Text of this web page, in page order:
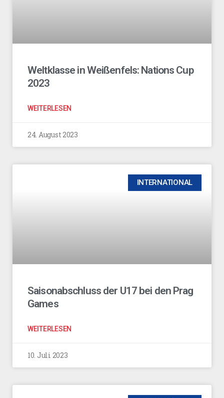
Weltklasse in Weißenfels: Nations Cup
2023
WEITERLESEN
24. August 2023
INTERNATIONAL
Saisonabschluss der U17 bei den Prag
Games
WEITERLESEN
10. Juli 2023